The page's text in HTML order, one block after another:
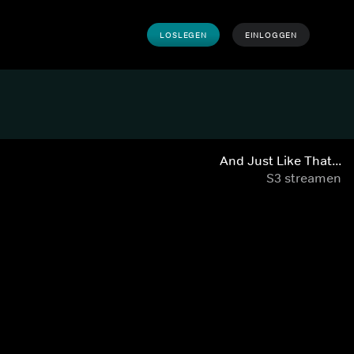
LOSLEGEN EINLOGGEN
And Just Like That...
S3 streamen